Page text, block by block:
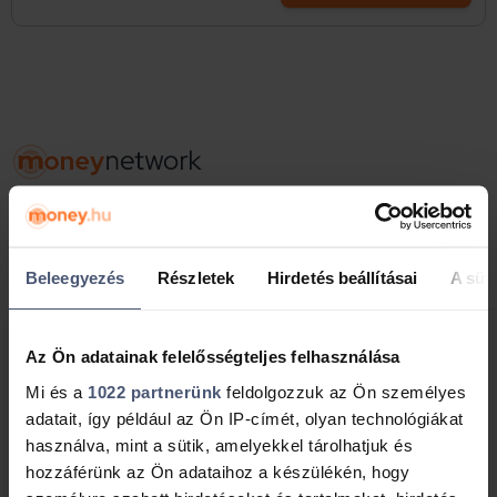
Beleegyezés Részletek Hirdetés beállításai A
Az Ön adatainak felelősségteljes felhasználása
Mi és a 1022 partnerünk feldolgozzuk az Ön személyes
adatait, így például az Ön IP-címét, olyan technológiákat
használva, mint a sütik, amelyekkel tárolhatjuk és
hozzáférünk az Ön adataihoz a készülékén, hogy
Hitelszakértőt keresel, aki ingyen
segít Neked?
Varga Péter
Horváth Beatrix